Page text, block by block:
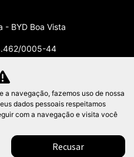
- BYD Boa Vista
0005-44
maior é a
® Direitos Reservados.
a navegação, fazemos uso de nossa
dados pessoais respeitamos
com a navegação e visita você
Recusar